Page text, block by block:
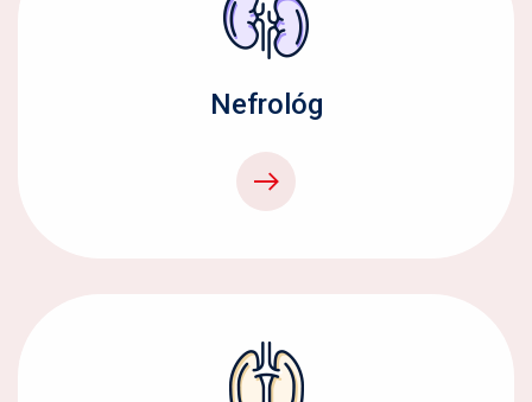
Nefrológ